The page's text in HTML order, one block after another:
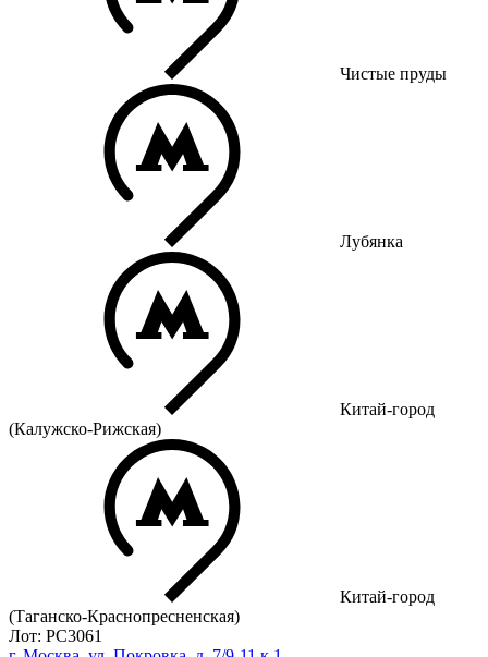
Чистые пруды
Лубянка
Китай-город
(Калужско-Рижская)
Китай-город
(Таганско-Краснопресненская)
Лот: РС3061